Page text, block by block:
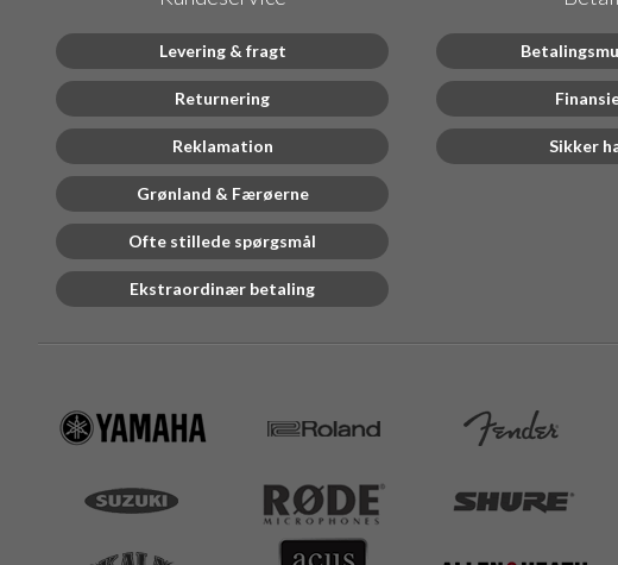
Levering & fragt
Returnering
Reklamation
Grønland & Færøerne
Ofte stillede spørgsmål
Ekstraordinær betaling
Sikker